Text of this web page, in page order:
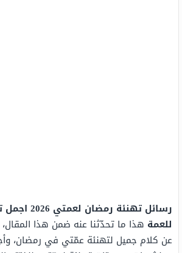
رسائل تهنئة
للعمة هذا ما تحدّثنا عنه ضمن هذا
عن كلام جميل لتهنئة عمّتي في رمضان،